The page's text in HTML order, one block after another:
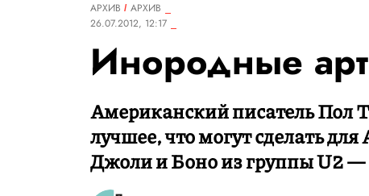
АРХИВ
АРХИВ
26.07.2012, 12:17
Инородные
Американский писатель Пол
лучшее, что могут сделать
Джоли и Боно из группы U2 —